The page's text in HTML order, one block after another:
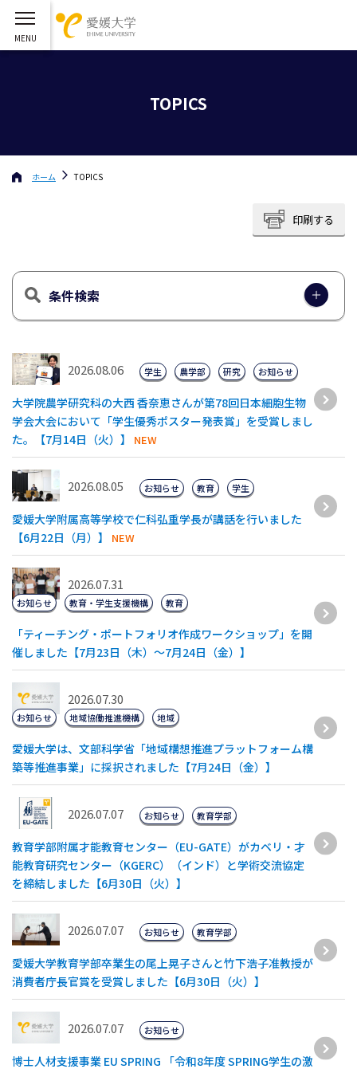
TOPICS
ホーム TOPICS
印刷する
条件検索
2026.08.06
大学院農学研究科の大西 香奈恵さんが第78回日本細胞生物
学会大会において「学生優秀ポスター発表賞」を受賞しまし
た。【7月14日（火）】
NEW
学生 農学部 研究 お知らせ
2026.08.05
愛媛大学附属高等学校で仁科弘重学長が講話を行いました
【6月22日（月）】
NEW
お知らせ 教育 学生
2026.07.31
「ティーチング・ポートフォリオ作成ワークショップ」を開
催しました【7月23日（木）～7月24日（金）】
お知らせ 教育・学生支援機構 教育
2026.07.30
愛媛大学は、文部科学省「地域構想推進プラットフォーム構
築等推進事業」に採択されました【7月24日（金）】
お知らせ 地域協働推進機構 地域
2026.07.07
教育学部附属才能教育センター（EU-GATE）がカベリ・才
能教育研究センター（KGERC）（インド）と学術交流協定
を締結しました【6月30日（火）】
お知らせ 教育学部
2026.07.07
愛媛大学教育学部卒業生の尾上晃子さんと竹下浩子准教授が
消費者庁長官賞を受賞しました【6月30日（火）】
お知らせ 教育学部
2026.07.07
博士人材支援事業 EU SPRING 「令和8年度 SPRING学生の激
お知らせ